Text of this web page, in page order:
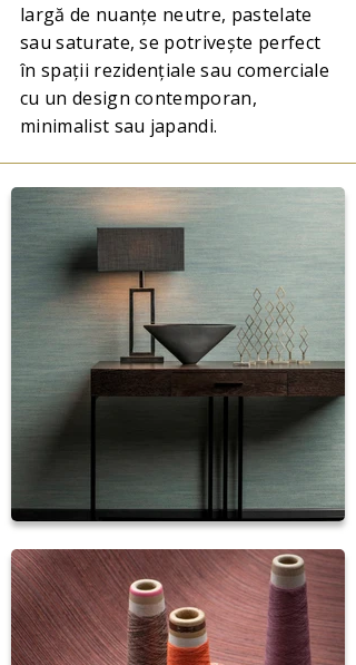
largă de nuanțe neutre, pastelate
sau saturate, se potrivește perfect
în spații rezidențiale sau comerciale
cu un design contemporan,
minimalist sau japandi.